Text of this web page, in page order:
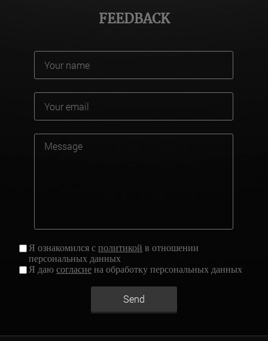
FEEDBACK
Я ознакомился сполитикой в отношении
персональных данных
Я даюсогласие на обработку персональных данных
Send